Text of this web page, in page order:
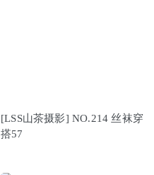
[LSS山茶摄影] NO.214 丝袜穿
搭57